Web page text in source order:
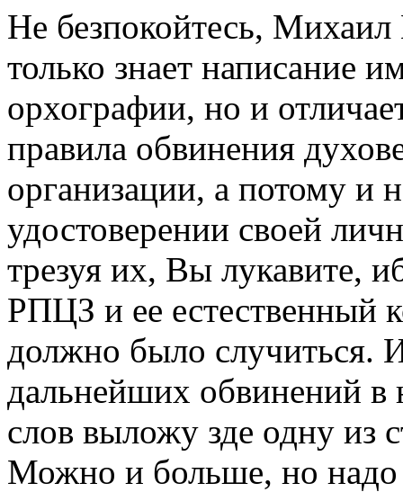
Не безпокойтесь,
только знает написание
орхографии, но и
правила обвинения
организации, а потому и
удостоверении своей
трезуя их, Вы лукавите,
РПЦЗ и ее естественный
должно было случиться.
дальнейших обвинений в
слов выложу зде одну из
Можно и больше, но надо